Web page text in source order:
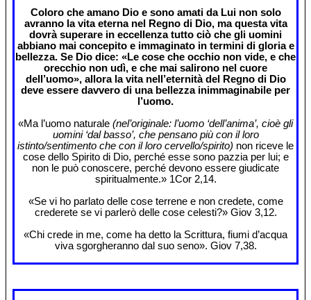
Coloro che amano Dio e sono amati da Lui non solo
avranno la vita eterna nel Regno di Dio, ma questa vita
dovrà superare in eccellenza tutto ciò che gli uomini
abbiano mai concepito e immaginato in termini di gloria e
bellezza. Se Dio dice: «Le cose che occhio non vide, e che
orecchio non udì, e che mai salirono nel cuore
dell’uomo», allora la vita nell’eternità del Regno di Dio
deve essere davvero di una bellezza inimmaginabile per
l’uomo.
«Ma l’uomo naturale (nel’originale: l’uomo ‘dell’anima’, cioè gli
uomini ‘dal basso’, che pensano più con il loro
istinto/sentimento che con il loro cervello/spirito) non riceve le
cose dello Spirito di Dio, perché esse sono pazzia per lui; e
non le può conoscere, perché devono essere giudicate
spiritualmente.» 1Cor 2,14.
«Se vi ho parlato delle cose terrene e non credete, come
crederete se vi parlerò delle cose celesti?» Giov 3,12.
«Chi crede in me, come ha detto la Scrittura, fiumi d’acqua
viva sgorgheranno dal suo seno». Giov 7,38.